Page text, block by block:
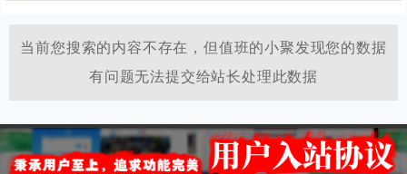
当前您搜索的内容不存在，但值班的小聚发现您的数据
有问题无法提交给站长处理此数据